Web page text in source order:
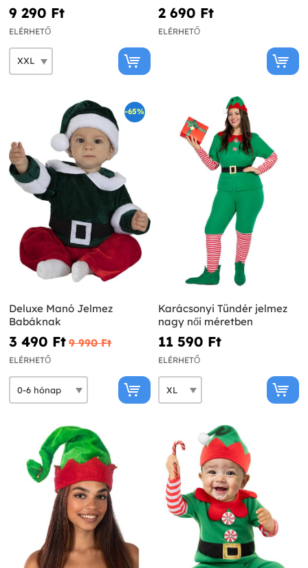
9 290 Ft‎
ELÉRHETŐ
2 690 Ft‎
ELÉRHETŐ
-65%
Deluxe Manó Jelmez
Babáknak
3 490 Ft‎ 9 990 Ft‎
ELÉRHETŐ
Karácsonyi Tündér jelmez
nagy női méretben
11 590 Ft‎
ELÉRHETŐ